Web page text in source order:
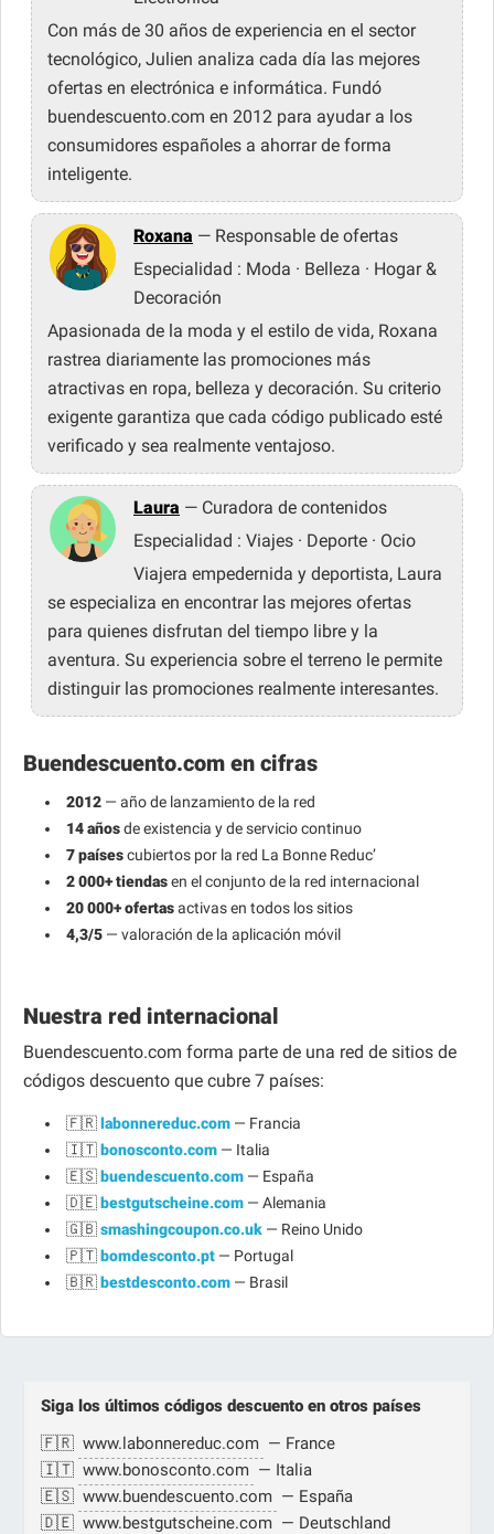
Con más de 30 años de experiencia en el sector
tecnológico, Julien analiza cada día las mejores
ofertas en electrónica e informática. Fundó
buendescuento.com en 2012 para ayudar a los
consumidores españoles a ahorrar de forma
inteligente.
Roxana — Responsable de ofertas
Especialidad : Moda · Belleza · Hogar &
Decoración
Apasionada de la moda y el estilo de vida, Roxana
rastrea diariamente las promociones más
atractivas en ropa, belleza y decoración. Su criterio
exigente garantiza que cada código publicado esté
verificado y sea realmente ventajoso.
Laura — Curadora de contenidos
Especialidad : Viajes · Deporte · Ocio
Viajera empedernida y deportista, Laura
se especializa en encontrar las mejores ofertas
para quienes disfrutan del tiempo libre y la
aventura. Su experiencia sobre el terreno le permite
distinguir las promociones realmente interesantes.
Buendescuento.com en cifras
2012 — año de lanzamiento de la red
14 añosde existencia y de servicio continuo
7 paísescubiertos por la red La Bonne Reduc’
2 000+ tiendasen el conjunto de la red internacional
20 000+ ofertasactivas en todos los sitios
4,3/5 — valoración de la aplicación móvil
Nuestra red internacional
Buendescuento.com forma parte de una red de sitios de
códigos descuento que cubre 7 países:
🇫🇷labonnereduc.com — Francia
🇮🇹bonosconto.com — Italia
🇪🇸buendescuento.com — España
🇩🇪bestgutscheine.com — Alemania
🇬🇧smashingcoupon.co.uk — Reino Unido
🇵🇹bomdesconto.pt — Portugal
🇧🇷bestdesconto.com — Brasil
Siga los últimoscódigos descuentoen otros países
🇫🇷 www.labonnereduc.com — France
🇮🇹 www.bonosconto.com — Italia
🇪🇸 www.buendescuento.com — España
🇩🇪 www.bestgutscheine.com — Deutschland